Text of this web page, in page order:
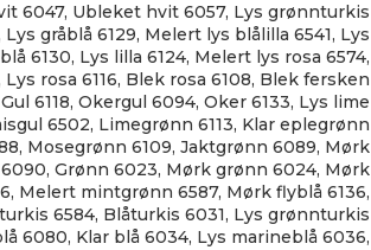
6047, Ubleket hvit 6057, Lys grønnturkis
Lys gråblå 6129, Melert lys blålilla 6541, Lys
6130, Lys lilla 6124, Melert lys rosa 6574,
Lys rosa 6116, Blek rosa 6108, Blek fersken
Gul 6118, Okergul 6094, Oker 6133, Lys lime
6502, Limegrønn 6113, Klar eplegrønn
, Mosegrønn 6109, Jaktgrønn 6089, Mørk
, Grønn 6023, Mørk grønn 6024, Mørk
, Melert mintgrønn 6587, Mørk flyblå 6136,
6584, Blåturkis 6031, Lys grønnturkis
6080, Klar blå 6034, Lys marineblå 6036,